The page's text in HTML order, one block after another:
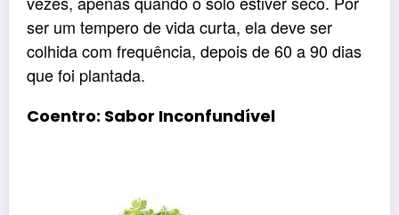
ser um tempero de vida curta, ela deve ser
colhida com frequência, depois de 60 a 90 dias
que foi plantada.
Coentro: Sabor Inconfundível